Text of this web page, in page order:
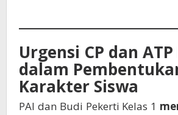
Urgensi CP dan ATP
dalam
Karakter Siswa
PAI dan Budi Pekerti Kelas 1